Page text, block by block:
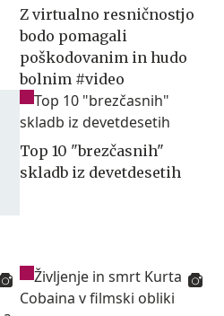
Z virtualno resničnostjo
bodo pomagali
poškodovanim in hudo
bolnim #video
Top 10 "brezčasnih"
skladb iz devetdesetih